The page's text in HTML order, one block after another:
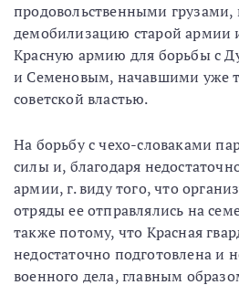
продовольственными грузами,
демобилизацию старой армии
Красную армию для борьбы с
и Семеновым, начавшими уже
советской властью.
На борьбу с чехо-словаками
силы и, благодаря
армии, г. виду того, что
отряды ее отправлялись на
также потому, что Красная
недостаточно подготовлена и
военного дела, главным